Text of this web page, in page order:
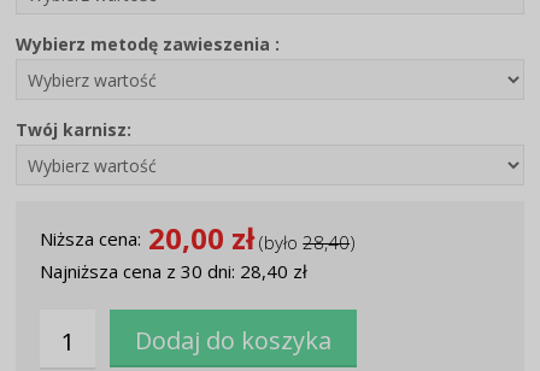
Wybierz metodę zawieszenia :
Twój karnisz:
Niższa cena: 20,00 zł(było28,40)
Najniższa cena z 30 dni: 28,40 zł